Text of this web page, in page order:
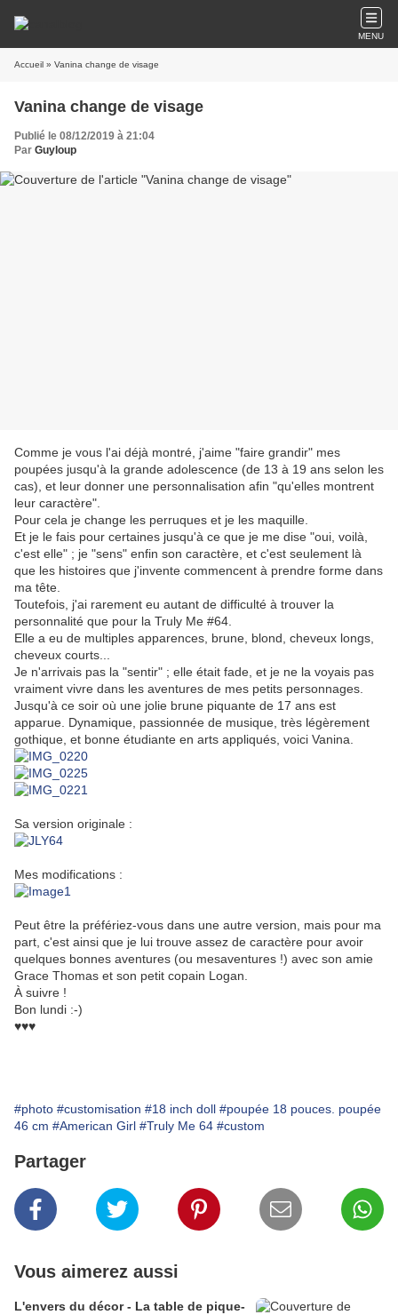
MENU
Accueil » Vanina change de visage
Vanina change de visage
Publié le 08/12/2019 à 21:04
Par Guyloup
Comme je vous l'ai déjà montré, j'aime "faire grandir" mes
poupées jusqu'à la grande adolescence (de 13 à 19 ans selon les
cas), et leur donner une personnalisation afin "qu'elles montrent
leur caractère".
Pour cela je change les perruques et je les maquille.
Et je le fais pour certaines jusqu'à ce que je me dise "oui, voilà,
c'est elle" ; je "sens" enfin son caractère, et c'est seulement là
que les histoires que j'invente commencent à prendre forme dans
ma tête
Toutefois, j'ai rarement eu autant de difficulté à trouver la
personnalité que pour la Truly Me #64.
Elle a eu de multiples apparences, brune, blond, cheveux longs,
cheveux courts...
Je n'arrivais pas la "sentir" ; elle était fade, et je ne la voyais pas
vraiment vivre dans les aventures de mes petits personnages.
Jusqu'à ce soir où une jolie brune piquante de 17 ans est
apparue. Dynamique, passionnée de musique, très légèrement
gothique, et bonne étudiante en arts appliqués, voici Vanina.
Sa version originale :
Mes modifications :
Peut être la préfériez-vous dans une autre version, mais pour ma
part, c'est ainsi que je lui trouve assez de caractère pour avoir
quelques bonnes aventures (ou mesaventures !) avec son amie
Grace Thomas et son petit copain Logan.
À suivre !
Bon lundi :-)
♥♥♥
#photo #customisation #18 inch doll #poupée 18 pouces. poupée
46 cm #American Girl #Truly Me 64 #custom
Partager
Vous aimerez aussi
L'envers du décor - La table de pique-